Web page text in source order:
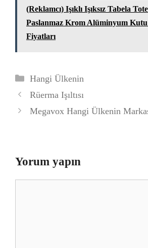
(Reklamcı) Işıklı Işıksız Tabela
Paslanmaz Krom Alüminyum
Fiyatları
Kategoriler
Hangi Ülkenin
Rüerma Işıltısı
Megavox Hangi Ülkenin
Yorum yapın